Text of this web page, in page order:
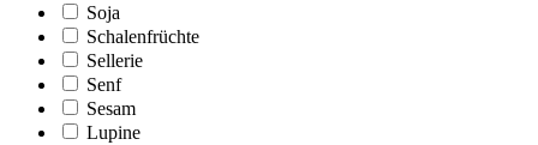
Soja
Schalenfrüchte
Sellerie
Senf
Sesam
Lupine